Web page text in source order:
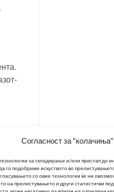
Согласност за
за складирање и/или пристап до
го подобриме искуството во
со овие технологии ќе ни
на прелистувањето и други статистички
со